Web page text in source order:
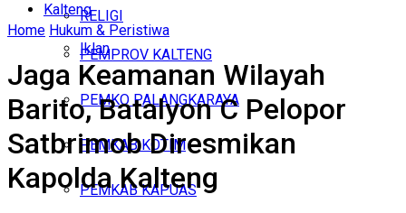
RELIGI
Iklan
Kamis, Agustus 6, 2026
Kalteng
PEMPROV KALTENG
PEMKO PALANGKARAYA
PEMKAB KOTIM
PEMKAB KAPUAS
Home Hukum & Peristiwa
Jaga Keamanan Wilayah
Barito, Batalyon C Pelopor
Satbrimob Diresmikan
Kapolda Kalteng